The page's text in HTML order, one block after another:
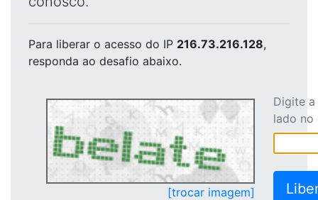
Para liberar o acesso do IP 216.73.216.128,
responda ao desafio abaixo.
[trocar imagem]
Digite
lado no